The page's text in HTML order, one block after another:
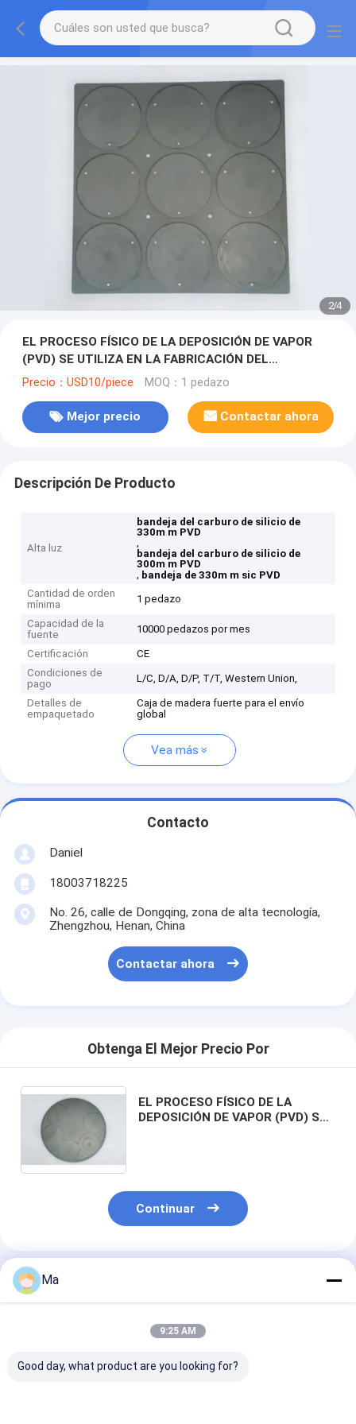
2/4
EL PROCESO FÍSICO DE LA DEPOSICIÓN DE VAPOR
(PVD) SE UTILIZA EN LA FABRICACIÓN DEL
MICROPROCESADOR DEL LED, BANDEJA DE SIC PVD
Precio：USD10/piece MOQ：1 pedazo
Mejor precio Contactar ahora
Descripción De Producto
Alta luz
bandeja del carburo de silicio de
330m m PVD
,
bandeja del carburo de silicio de
300m m PVD
, bandeja de 330m m sic PVD
Cantidad de orden
mínima
1 pedazo
Capacidad de la
fuente
10000 pedazos por mes
Certificación
CE
Condiciones de
pago
L/C, D/A, D/P, T/T, Western Union,
Detalles de
empaquetado
Caja de madera fuerte para el envío
global
Vea más
Contacto
Daniel
18003718225
No. 26, calle de Dongqing, zona de alta tecnología,
Zhengzhou, Henan, China
Contactar ahora
Obtenga El Mejor Precio Por
EL PROCESO FÍSICO DE LA
DEPOSICIÓN DE VAPOR (PVD) SE
Continuar
Productos Recomendados
Ma
9:25 AM
Good day, what product are you looking for?